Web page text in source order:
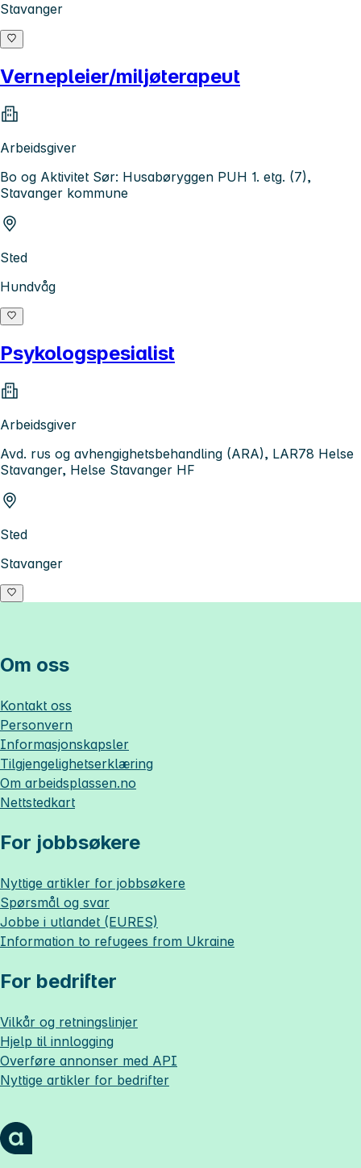
Stavanger
Vernepleier/miljøterapeut
Arbeidsgiver
Bo og Aktivitet Sør: Husabøryggen PUH 1. etg. (7),
Stavanger kommune
Sted
Hundvåg
Psykologspesialist
Arbeidsgiver
Avd. rus og avhengighetsbehandling (ARA), LAR78 Helse
Stavanger, Helse Stavanger HF
Sted
Stavanger
Om oss
Kontakt oss
Personvern
Informasjonskapsler
Tilgjengelighetserklæring
Om arbeidsplassen.no
Nettstedkart
For jobbsøkere
Nyttige artikler for jobbsøkere
Spørsmål og svar
Jobbe i utlandet (EURES)
Information to refugees from Ukraine
For bedrifter
Vilkår og retningslinjer
Hjelp til innlogging
Overføre annonser med API
Nyttige artikler for bedrifter